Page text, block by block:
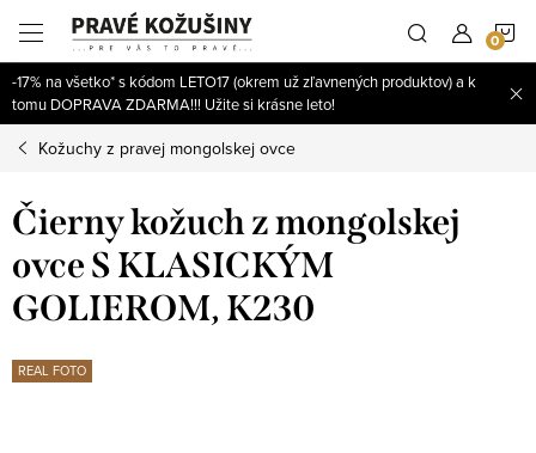
obsah
-17% na všetko* s kódom LETO17 (okrem už zľavnených produktov) a k
tomu DOPRAVA ZDARMA!!! Užite si krásne leto!
Kožuchy z pravej mongolskej ovce
Čierny kožuch z mongolskej
ovce S KLASICKÝM
GOLIEROM, K230
REAL FOTO